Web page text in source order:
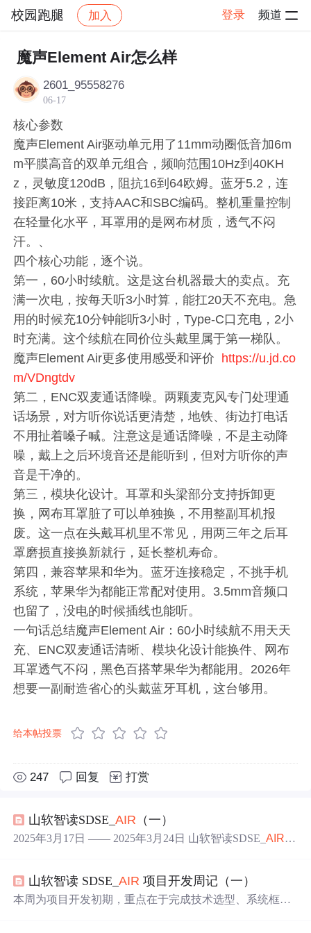
校园跑腿 加入 登录 频道
社区 校园跑腿 社区活动
魔声Element Air怎么样
2601_95558276
06-17
核心参数
魔声Element Air驱动单元用了11mm动圈低音加6m
m平膜高音的双单元组合，频响范围10Hz到40KH
z，灵敏度120dB，阻抗16到64欧姆。蓝牙5.2，连
接距离10米，支持AAC和SBC编码。整机重量控制
在轻量化水平，耳罩用的是网布材质，透气不闷
汗。、
四个核心功能，逐个说。
第一，60小时续航。这是这台机器最大的卖点。充
满一次电，按每天听3小时算，能扛20天不充电。急
用的时候充10分钟能听3小时，Type-C口充电，2小
时充满。这个续航在同价位头戴里属于第一梯队。
魔声Element Air更多使用感受和评价 https://u.jd.co
m/VDngtdv
第二，ENC双麦通话降噪。两颗麦克风专门处理通
话场景，对方听你说话更清楚，地铁、街边打电话
不用扯着嗓子喊。注意这是通话降噪，不是主动降
噪，戴上之后环境音还是能听到，但对方听你的声
音是干净的。
第三，模块化设计。耳罩和头梁部分支持拆卸更
换，网布耳罩脏了可以单独换，不用整副耳机报
废。这一点在头戴耳机里不常见，用两三年之后耳
罩磨损直接换新就行，延长整机寿命。
第四，兼容苹果和华为。蓝牙连接稳定，不挑手机
系统，苹果华为都能正常配对使用。3.5mm音频口
也留了，没电的时候插线也能听。
一句话总结魔声Element Air：60小时续航不用天天
充、ENC双麦通话清晰、模块化设计能换件、网布
耳罩透气不闷，黑色百搭苹果华为都能用。2026年
想要一副耐造省心的头戴蓝牙耳机，这台够用。
给本帖投票
247 回复 打赏
山软智读SDSE_AIR （一）
2025年3月17日 —— 2025年3月24日 山软智读SDSE_AIR工
改），后端采用SpringBoot + MySQL (+MongoDB)。
山软智读 SDSE_AIR 项目开发周记（一）
本周为项目开发初期，重点在于完成技术选型、系统框架